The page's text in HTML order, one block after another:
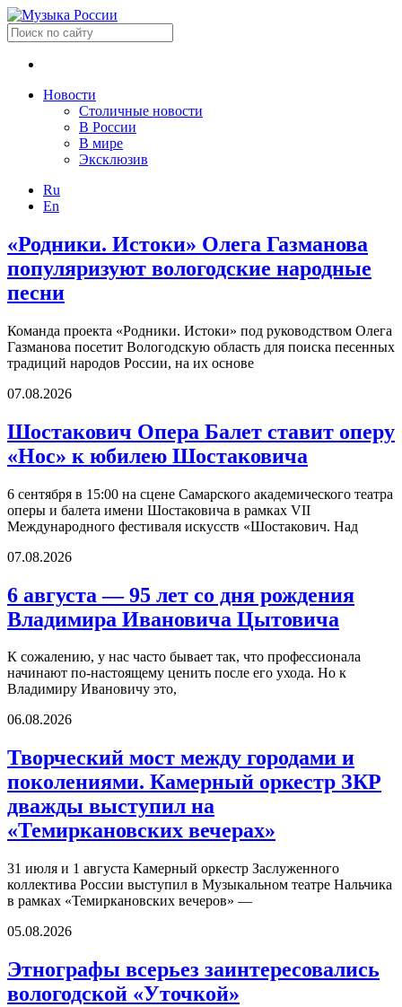
Новости
Столичные новости
В России
В мире
Эксклюзив
Ru
En
«Родники. Истоки» Олега Газманова
популяризуют вологодские народные
песни
Команда проекта «Родники. Истоки» под руководством Олега
Газманова посетит Вологодскую область для поиска песенных
традиций народов России, на их основе
07.08.2026
Шостакович Опера Балет ставит оперу
«Нос» к юбилею Шостаковича
6 сентября в 15:00 на сцене Самарского академического театра
оперы и балета имени Шостаковича в рамках VII
Международного фестиваля искусств «Шостакович. Над
07.08.2026
6 августа — 95 лет со дня рождения
Владимира Ивановича Цытовича
К сожалению, у нас часто бывает так, что профессионала
начинают по-настоящему ценить после его ухода. Но к
Владимиру Ивановичу это,
06.08.2026
Творческий мост между городами и
поколениями. Камерный оркестр ЗКР
дважды выступил на
«Темиркановских вечерах»
31 июля и 1 августа Камерный оркестр Заслуженного
коллектива России выступил в Музыкальном театре Нальчика
в рамках «Темиркановских вечеров» —
05.08.2026
Этнографы всерьез заинтересовались
вологодской «Уточкой»